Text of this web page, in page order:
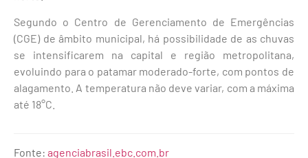
Segundo o Centro de Gerenciamento de Emergências
(CGE) de âmbito municipal, há possibilidade de as chuvas
se intensificarem na capital e região metropolitana,
evoluindo para o patamar moderado-forte, com pontos de
alagamento. A temperatura não deve variar, com a máxima
até 18°C.
Fonte: agenciabrasil.ebc.com.br